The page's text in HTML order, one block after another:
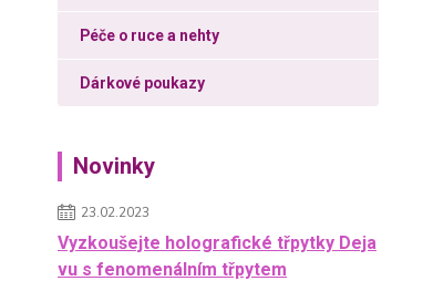
Péče o ruce a nehty
Dárkové poukazy
Novinky
23.02.2023
Vyzkoušejte holografické třpytky Deja
vu s fenomenálním třpytem